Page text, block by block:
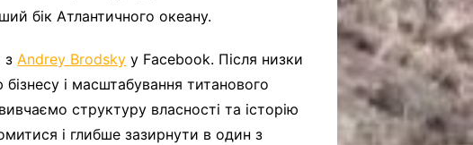
бік Атлантичного океану.
зAndrey Brodsky у Facebook. Після низки
бізнесу і масштабування титанового
структуру власності та історію
і глибше зазирнути в один з